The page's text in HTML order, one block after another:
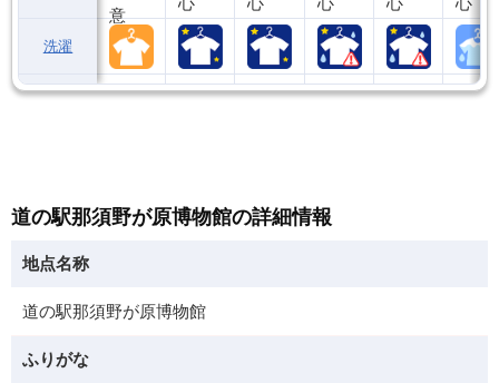
洗濯
道の駅那須野が原博物館の詳細情報
地点名称
道の駅那須野が原博物館
ふりがな